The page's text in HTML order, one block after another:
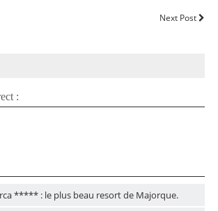
Next Post
:
***** : le plus beau resort de Majorque.